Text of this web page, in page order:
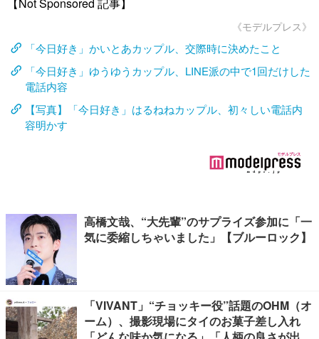
《モデルプレス》
「今日好き」かいとあカップル、交際時に決めたこと
「今日好き」ゆうゆうカップル、LINE派の中で1回だけした
電話内容
【写真】「今日好き」はるねねカップル、初々しい電話内
容明かす
高橋文哉、“大先輩”のサプライズ参加に「一
気に委縮しちゃいました」【ブルーロック】
「VIVANT」“チョッキー役”話題のOHM（オ
ーム）、撮影現場にタイのお菓子差し入れ